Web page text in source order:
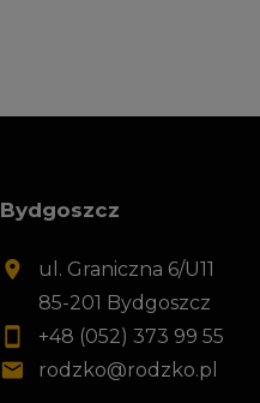
Bydgoszcz
ul. Graniczna 6/U11
85-201 Bydgoszcz
+48 (052) 373 99 55
rodzko@rodzko.pl